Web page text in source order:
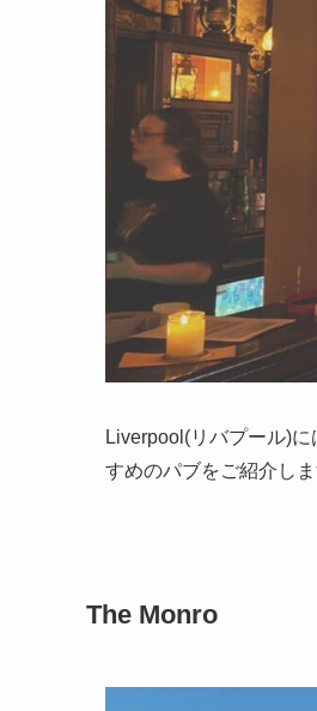
Liverpool(リバプール)
すめのパブをご紹介しま
The Monro